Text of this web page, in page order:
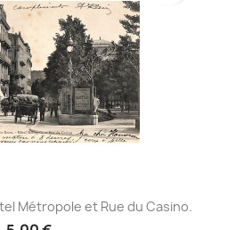
Métropole et Rue du Casino.